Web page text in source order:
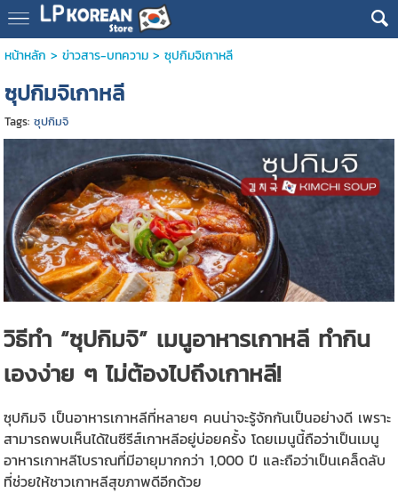
หน้าหลัก > ข่าวสาร-บทความ> ซุปกิมจิเกาหลี
ซุปกิมจิเกาหลี
Tags: ซุปกิมจิ
วิธีทำ “ซุปกิมจิ” เมนูอาหารเกาหลี ทำกิน
เองง่าย ๆ ไม่ต้องไปถึงเกาหลี!
ซุปกิมจิ เป็นอาหารเกาหลีที่หลายๆ คนน่าจะรู้จักกันเป็นอย่างดี เพราะ
สามารถพบเห็นได้ในซีรีส์เกาหลีอยู่บ่อยครั้ง โดยเมนูนี้ถือว่าเป็นเมนู
อาหารเกาหลีโบราณที่มีอายุมากกว่า 1,000 ปี และถือว่าเป็นเคล็ดลับ
ที่ช่วยให้ชาวเกาหลีสุขภาพดีอีกด้วย